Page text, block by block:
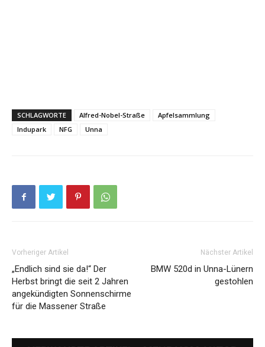
SCHLAGWORTE Alfred-Nobel-Straße
Apfelsammlung
Indupark
NFG Unna
Vorheriger Artikel
„Endlich sind sie da!“ Der
Herbst bringt die seit 2 Jahren
angekündigten Sonnenschirme
für die Massener Straße
Nächster Artikel
BMW 520d in Unna-Lünern
gestohlen